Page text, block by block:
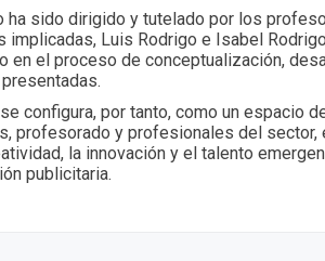
ha sido dirigido y tutelado por los
implicadas, Luis Rodrigo e Isabel
en el proceso de conceptualización,
se configura, por tanto, como un espacio
profesorado y profesionales del sector,
la innovación y el talento
publicitaria.